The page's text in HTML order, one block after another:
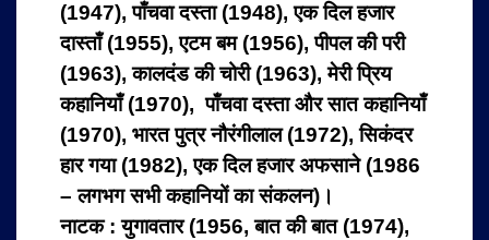
(1947), पाँचवा दस्‍ता (1948), एक दिल हजार
दास्‍ताँ (1955), एटम बम (1956), पीपल की परी
(1963), कालदंड की चोरी (1963), मेरी प्रिय
कहानियाँ (1970), पाँचवा दस्‍ता और सात कहानियाँ
(1970), भारत पुत्र नौरंगीलाल (1972), सिकंदर
हार गया (1982), एक दिल हजार अफसाने (1986
– लगभग सभी कहानियों का संकलन)।
नाटक : युगावतार (1956, बात की बात (1974),